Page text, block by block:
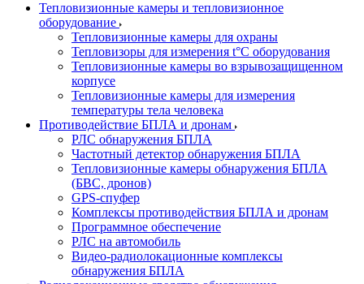
Тепловизионные камеры и тепловизионное
оборудование
Тепловизионные камеры для охраны
Тепловизоры для измерения t°С оборудования
Тепловизионные камеры во взрывозащищенном
корпусе
Тепловизионные камеры для измерения
температуры тела человека
Противодействие БПЛА и дронам
РЛС обнаружения БПЛА
Частотный детектор обнаружения БПЛА
Тепловизионные камеры обнаружения БПЛА
(БВС, дронов)
GPS-спуфер
Комплексы противодействия БПЛА и дронам
Программное обеспечение
РЛС на автомобиль
Видео-радиолокационные комплексы
обнаружения БПЛА